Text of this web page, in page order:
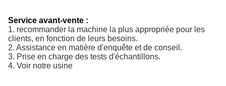
Service avant-vente :
1. recommander la machine la plus appropriée pour les
clients, en fonction de leurs besoins.
2. Assistance en matière d'enquête et de conseil.
3. Prise en charge des tests d'échantillons.
4. Voir notre usine